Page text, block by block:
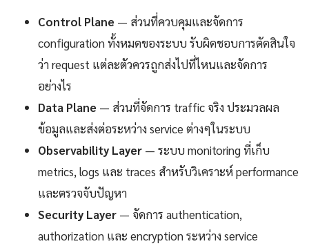
Control Plane — ส่วนที่ควบคุมและจัดการ
configuration ทั้งหมดของระบบ รับผิดชอบการตัดสินใจ
ว่า request แต่ละตัวควรถูกส่งไปที่ไหนและจัดการ
อย่างไร
Data Plane — ส่วนที่จัดการ traffic จริง ประมวลผล
ข้อมูลและส่งต่อระหว่าง service ต่างๆในระบบ
Observability Layer — ระบบ monitoring ที่เก็บ
metrics, logs และ traces สำหรับวิเคราะห์ performance
และตรวจจับปัญหา
Security Layer — จัดการ authentication,
authorization และ encryption ระหว่าง service